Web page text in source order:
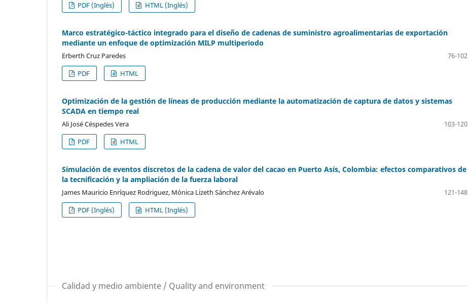
PDF (Inglés) HTML (Inglés)
Marco estratégico-táctico integrado para el diseño de cadenas de suministro agroalimentarias de exportación
mediante un enfoque de optimización MILP multiperiodo
Erberth Cruz Paredes
76-102
PDF
HTML
Optimización de la gestión de líneas de producción mediante la automatización de captura de datos y sistemas
SCADA en tiempo real
Ali José Céspedes Vera
103-120
PDF
HTML
Simulación de eventos discretos de la cadena de valor del cacao en Puerto Asís, Colombia: efectos comparativos de
la tecnificación y la ampliación de la fuerza laboral
James Mauricio Enríquez Rodriguez, Mónica Lizeth Sánchez Arévalo
121-148
PDF (Inglés)
HTML (Inglés)
Calidad y medio ambiente / Quality and environment